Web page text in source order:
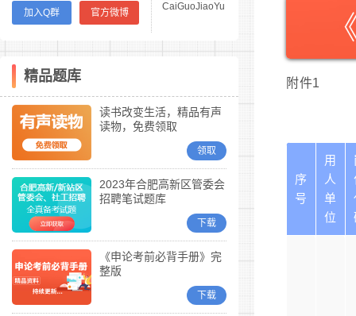
加入Q群 官方微博
CaiGuoJiaoYu
精品题库
读书改变生活，精品有声
读物，免费领取
领取
2023年合肥高新区管委会
招聘笔试题库
下载
《申论考前必背手册》完
整版
下载
附件1
序
号
用
人
单
位